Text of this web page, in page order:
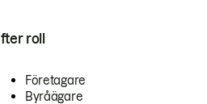
roll
Företagare
Byråägare